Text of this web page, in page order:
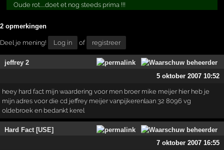
Oude rot.....doet et nog steeds prima !!!
2 opmerkingen
Deel je mening! Log in of registreer
jeffrey 2
5 oktober 2007 10:52
heey hard fact mijn waardering voor men broer mike meijer hier heb je
mijn adres voor die cd jeffrey meijer vanpijkerenlaan 32 8096 vg
oldebroek en bedankt kerel
Hard Fact [USE]
7 oktober 2007 16:55